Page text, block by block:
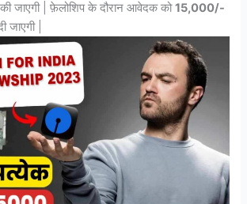
की जाएगी | फ़ेलोशिप के दौरान आवेदक को15,000/-
जाएगी |